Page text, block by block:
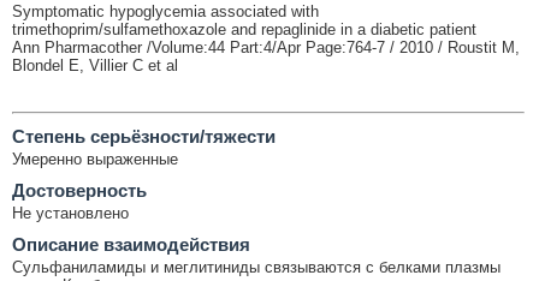
Symptomatic hypoglycemia associated with
trimethoprim/sulfamethoxazole and repaglinide in a diabetic patient
Ann Pharmacother /Volume:44 Part:4/Apr Page:764-7 / 2010 / Roustit M,
Blondel E, Villier C et al
Cтепень серьёзности/тяжести
Умеренно выраженные
Достоверность
Не установлено
Описание взаимодействия
Сульфаниламиды и меглитиниды связываются с белками плазмы